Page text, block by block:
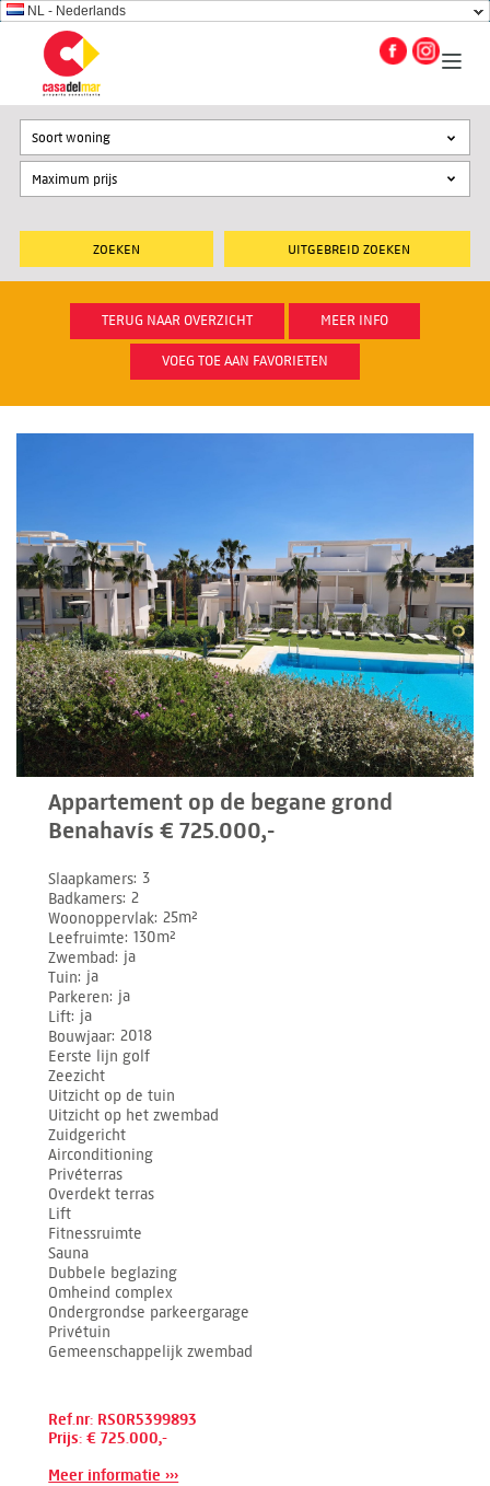
NL - Nederlands
UITGEBREID ZOEKEN
Soort woning
TERUG NAAR OVERZICHT MEER INFO
VOEG TOE AAN FAVORIETEN
Appartement op de begane grond
Benahavís € 725.000,-
Slaapkamers 3
Badkamers 2
Woonoppervlak 25m²
Leefruimte 130m²
Zwembad ja
Tuin ja
Parkeren ja
Lift ja
Bouwjaar 2018
Eerste lijn golf
Zeezicht
Uitzicht op de tuin
Uitzicht op het zwembad
Zuidgericht
Airconditioning
Privéterras
Overdekt terras
Lift
Fitnessruimte
Sauna
Dubbele beglazing
Omheind complex
Ondergrondse parkeergarage
Privétuin
Gemeenschappelijk zwembad
Ref.nr: RSOR5399893
Prijs: € 725.000,-
Meer informatie ›››